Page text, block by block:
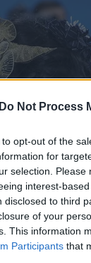
Do Not Process
to opt-out of the
for
selection.
interest-
disclosed to third
of your
This information
Participants that